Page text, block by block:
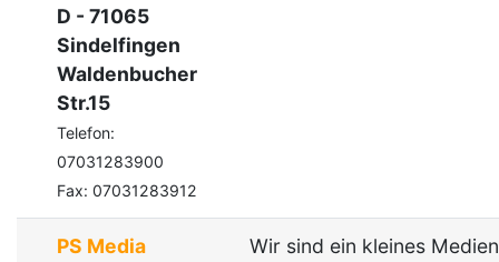
D - 71065
Sindelfingen
Waldenbucher
Str.15
Telefon:
07031283900
Fax: 07031283912
PS Media
Wir sind ein kleines